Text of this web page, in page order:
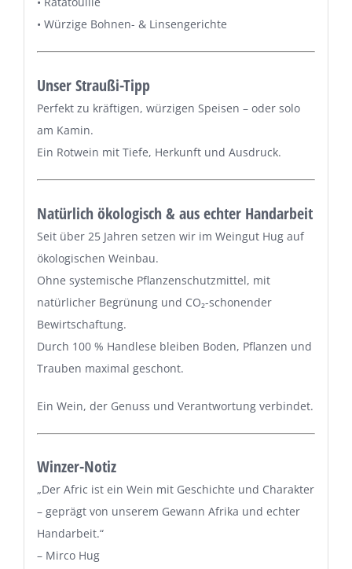
• Würzige Bohnen- & Linsengerichte
Unser Straußi-Tipp
Perfekt zu kräftigen, würzigen Speisen – oder solo
am Kamin.
Ein Rotwein mit Tiefe, Herkunft und Ausdruck.
Natürlich ökologisch & aus echter Handarbeit
Seit über 25 Jahren setzen wir im Weingut Hug auf
ökologischen Weinbau.
Ohne systemische Pflanzenschutzmittel, mit
natürlicher Begrünung und CO₂-schonender
Bewirtschaftung.
Durch 100 % Handlese bleiben Boden, Pflanzen und
Trauben maximal geschont.
Ein Wein, der Genuss und Verantwortung verbindet.
Winzer-Notiz
„Der Afric ist ein Wein mit Geschichte und Charakter
– geprägt von unserem Gewann Afrika und echter
Handarbeit.“
– Mirco Hug